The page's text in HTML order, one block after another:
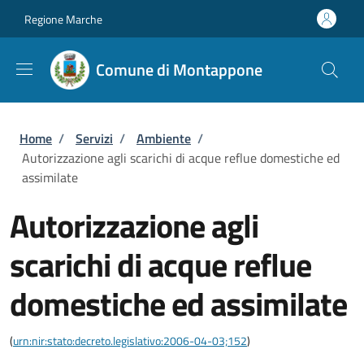
Regione Marche
Comune di Montappone
Briciole di pane
Home / Servizi / Ambiente /
Autorizzazione agli scarichi di acque reflue domestiche ed
assimilate
Autorizzazione agli
scarichi di acque reflue
domestiche ed assimilate
(urn:nir:stato:decreto.legislativo:2006-04-03;152)